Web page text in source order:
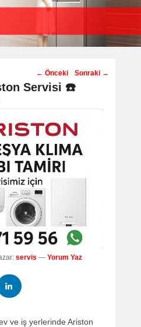
Post
navigation
← Önceki Sonraki →
Servisi ☎️
servis — Yorum Yaz
ve iş yerlerinde Ariston